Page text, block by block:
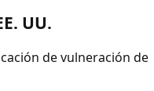
UU.
de vulneración de